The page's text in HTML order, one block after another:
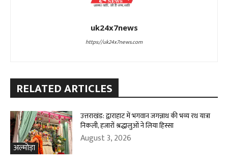
uk24x7news
https://uk24x7news.com
RELATED ARTICLES
अल्मोड़ा
उत्तराखंड: द्वाराहाट में भगवान जगन्नाथ की भव्य रथ यात्रा
निकली, हजारों श्रद्धालुओं ने लिया हिस्सा
August 3, 2026